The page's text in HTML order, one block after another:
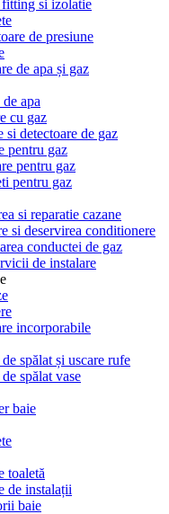
fitting si izolatie
de presiune
de apa și gaz
apa
cu gaz
si detectoare de gaz
pentru gaz
pentru gaz
pentru gaz
si reparatie cazane
si deservirea conditionere
conductei de gaz
de instalare
incorporabile
spălat și uscare rufe
spălat vase
baie
toaletă
de instalații
baie